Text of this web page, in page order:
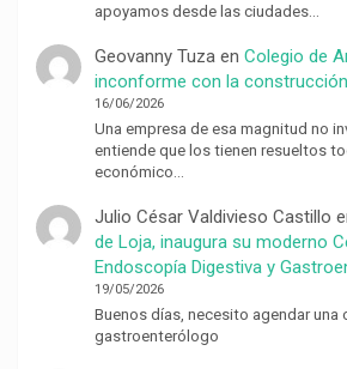
apoyamos desde las ciudades…
Geovanny Tuzaen Colegio de
inconforme con la
16/06/2026
Una empresa de esa magnitud no
entiende que los tienen resueltos
económico…
Julio César Valdivieso Castillo
de Loja, inaugura su moderno
Endoscopía Digestiva y
19/05/2026
Buenos días, necesito agendar una
gastroenterólogo